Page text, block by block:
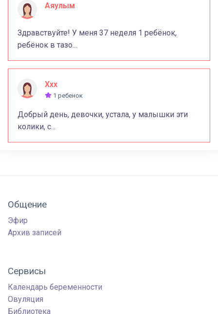
Аяулым
Здравствуйте! У меня 37 неделя 1 ребёнок,
ребёнок в тазо...
Xxx
1 ребенок
Добрый день, девочки, устала, у малышки эти
колики, с...
Общение
Эфир
Архив записей
Сервисы
Календарь беременности
Овуляция
Библиотека